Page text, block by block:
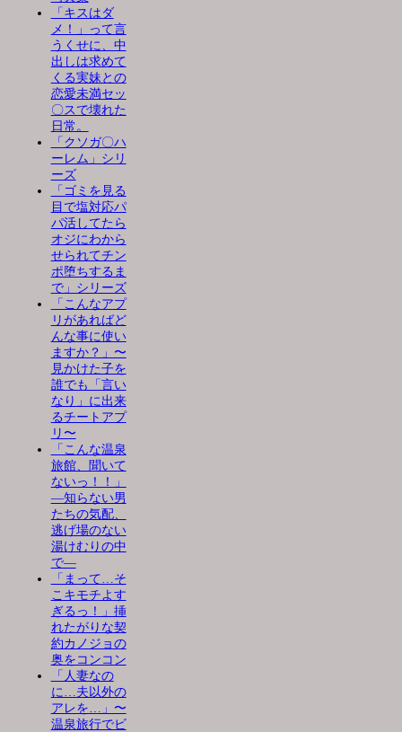
「キスはダ
メ！」って言
うくせに、中
出しは求めて
くる実妹との
恋愛未満セッ
〇スで壊れた
日常。
「クソガ〇ハ
ーレム」シリ
ーズ
「ゴミを見る
目で塩対応パ
パ活してたら
オジにわから
せられてチン
ポ堕ちするま
で」シリーズ
「こんなアプ
リがあればど
んな事に使い
ますか？」〜
見かけた子を
誰でも「言い
なり」に出来
るチートアプ
リ〜
「こんな温泉
旅館、聞いて
ないっ！！」
―知らない男
たちの気配、
逃げ場のない
湯けむりの中
で―
「まって…そ
こキモチよす
ぎるっ！」挿
れたがりな契
約カノジョの
奥をコンコン
「人妻なの
に…夫以外の
アレを…」〜
温泉旅行でビ